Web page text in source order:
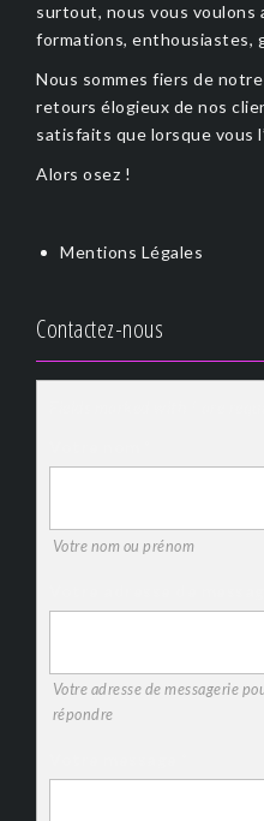
surtout, nous vous voulons
formations, enthousiastes,
Nous sommes fiers de
retours élogieux de nos
satisfaits que lorsque vous
Alors osez !
Mentions Légales
Contactez-nous
Votre nom ou prénom
Votre adresse de messagerie
répondre